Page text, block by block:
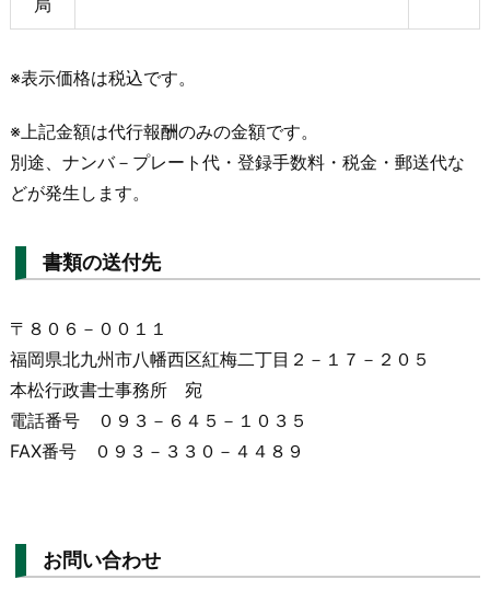
局
※表示価格は税込です。
※上記金額は代行報酬のみの金額です。
別途、ナンバ－プレート代・登録手数料・税金・郵送代な
どが発生します。
書類の送付先
〒８０６－００１１
福岡県北九州市八幡西区紅梅二丁目２－１７－２０５
本松行政書士事務所 宛
電話番号 ０９３－６４５－１０３５
FAX番号 ０９３－３３０－４４８９
お問い合わせ